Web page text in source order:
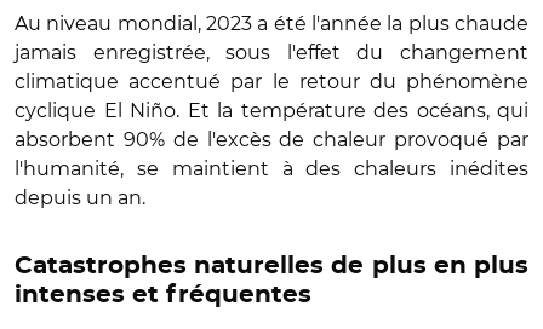
Au niveau mondial, 2023 a été l'année la plus chaude
jamais enregistrée, sous l'effet du changement
climatique accentué par le retour du phénomène
cyclique El Niño. Et la température des océans, qui
absorbent 90% de l'excès de chaleur provoqué par
l'humanité, se maintient à des chaleurs inédites
depuis un an.
Catastrophes naturelles de plus en plus
intenses et fréquentes